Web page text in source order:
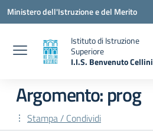
Vai ai contenuti
Vai al menu di navigazione
Vai al footer
Ministero dell'Istruzione e del Merito
Istituto di Istruzione
Superiore
I.I.S. Benvenuto Cellini
Argomento: prog
Stampa / Condividi